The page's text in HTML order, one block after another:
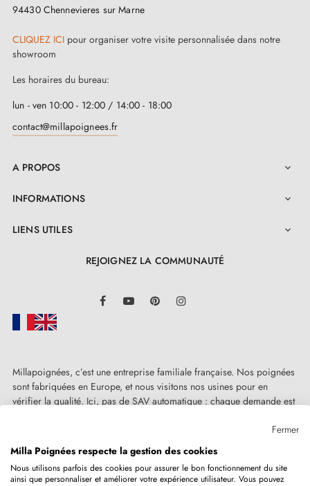
(1 avis)
94430 Chennevieres sur Marne
CLIQUEZ ICI pour organiser votre visite personnalisée dans notre
showroom
Les horaires du bureau:
lun - ven 10:00 - 12:00 / 14:00 - 18:00
contact@millapoignees.fr
A PROPOS 
INFORMATIONS 
LIENS UTILES 
REJOIGNEZ LA COMMUNAUTÉ
FacebookYouTube Pinterest
Millapoignées, c’est une entreprise familiale française. Nos poignées
sont fabriquées en Europe, et nous visitons nos usines pour en
vérifier la qualité. Ici, pas de SAV automatique : chaque demande est
Copyright © 2026MILLA POIGNEESTous droits réservés.
Fermer
Milla Poignées respecte la gestion des cookies
Nous utilisons parfois des cookies pour assurer le bon fonctionnement du site
ainsi que personnaliser et améliorer votre expérience utilisateur. Vous pouvez